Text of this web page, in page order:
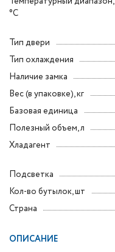
°C
Тип двери
Тип охлаждения
Наличие замка
Вес (в упаковке), кг
Базовая единица
Полезный объем, л
Хладагент
Подсветка
Кол-во бутылок, шт
Страна
ОПИСАНИЕ